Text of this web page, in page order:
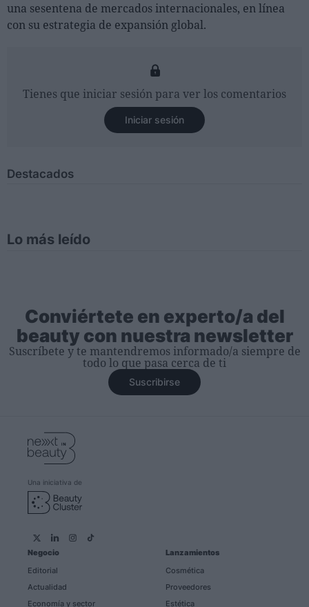
una sesentena de mercados internacionales, en línea
con su estrategia de expansión global.
Tienes que iniciar sesión para ver los comentarios
Iniciar sesión
Destacados
Lo más leído
Conviértete en experto/a del
beauty con nuestra newsletter
Suscríbete y te mantendremos informado/a siempre de
todo lo que pasa cerca de ti
Suscribirse
Una iniciativa de
Negocio
Editorial
Actualidad
Economía y sector
Lanzamientos
Cosmética
Proveedores
Estética